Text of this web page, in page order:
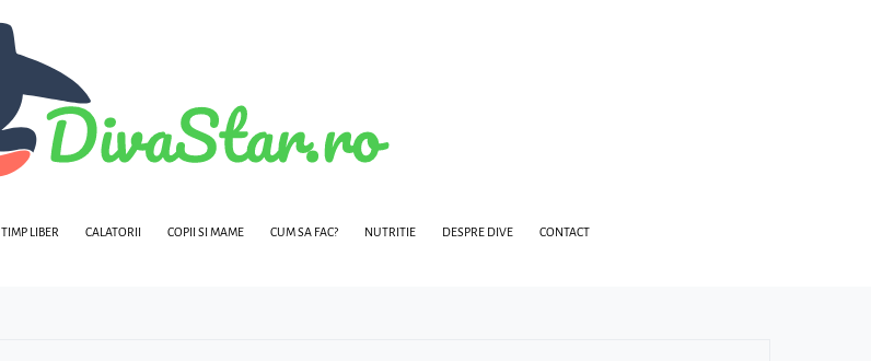
TIMP LIBER CALATORII COPII SI MAME CUM SA FAC? NUTRITIE DESPRE DIVE CONTACT